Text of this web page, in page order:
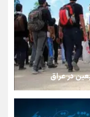
شیفته کرد
یک نسل، یک توهم!
صدای رئیس‌جمهوری